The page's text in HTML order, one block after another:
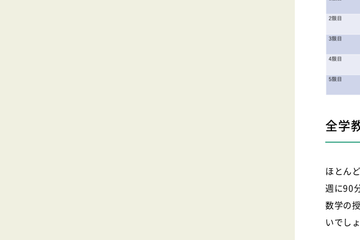
全学
ほとん
週に90
数学の
いでしょ